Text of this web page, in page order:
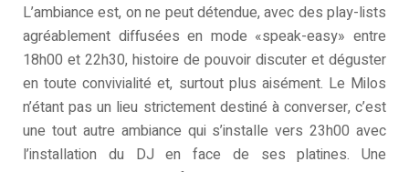
L’ambiance est, on ne peut détendue, avec des play-lists
agréablement diffusées en mode «speak-easy» entre
18h00 et 22h30, histoire de pouvoir discuter et déguster
en toute convivialité et, surtout plus aisément. Le Milos
n’étant pas un lieu strictement destiné à converser, c’est
une tout autre ambiance qui s’installe vers 23h00 avec
l’installation du DJ en face de ses platines. Une